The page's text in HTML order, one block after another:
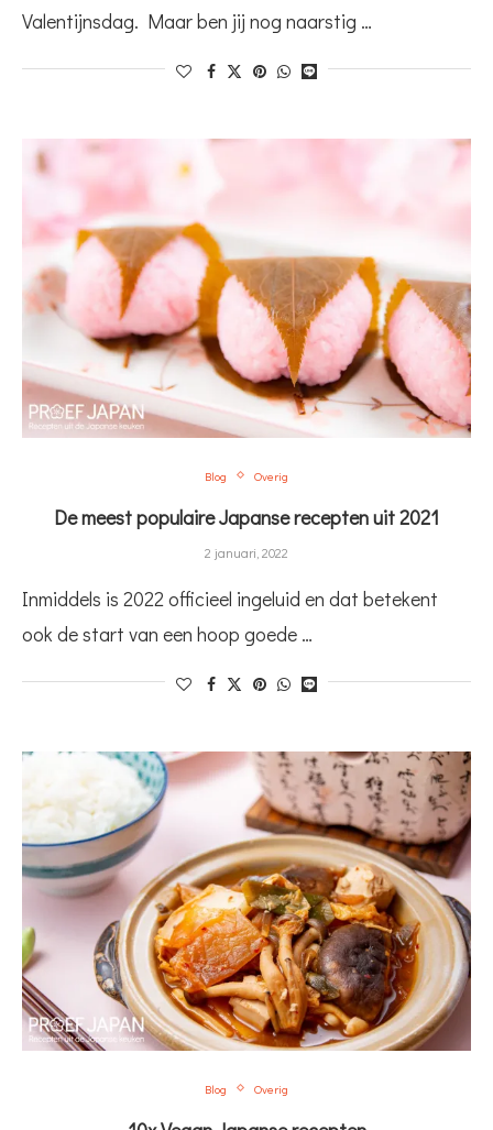
Valentijnsdag. Maar ben jij nog naarstig …
Blog Overig
De meest populaire Japanse recepten uit 2021
2 januari, 2022
Inmiddels is 2022 officieel ingeluid en dat betekent
ook de start van een hoop goede …
Blog Overig